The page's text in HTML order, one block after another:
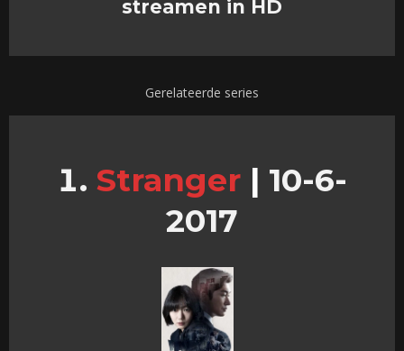
streamen in HD
Gerelateerde series
Stranger | 10-6-
2017